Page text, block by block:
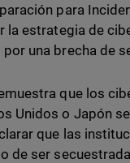
para
la estrategia de
una brecha de
que los
Unidos o Japón
que las
de ser